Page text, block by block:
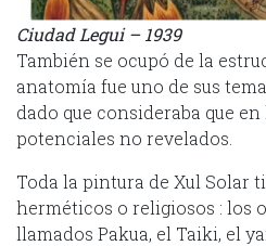
Ciudad Legui – 1939
También se ocupó de la
anatomía fue uno de sus
dado que consideraba que
potenciales no revelados.
Toda la pintura de Xul Solar
herméticos o religiosos : los
llamados Pakua, el Taiki, el